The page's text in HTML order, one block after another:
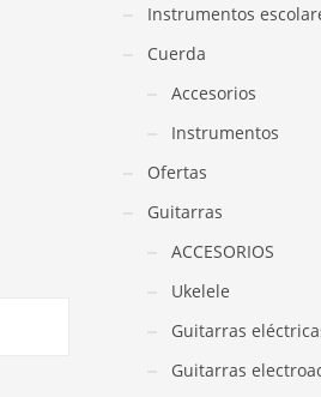
Instrumentos
Cuerda
Accesorios
Instrumentos
Ofertas
Guitarras
ACCESORIOS
Ukelele
Guitarras
Guitarras